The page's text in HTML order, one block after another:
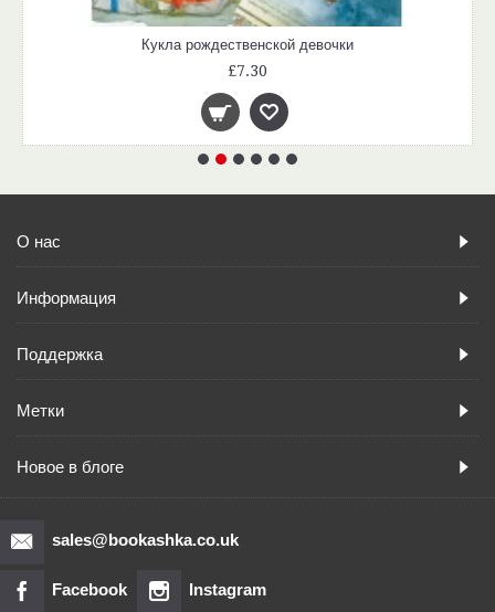
Кукла рождественской девочки
£7.30
О нас
Информация
Поддержка
Метки
Новое в блоге
sales@bookashka.co.uk
Facebook Instagram